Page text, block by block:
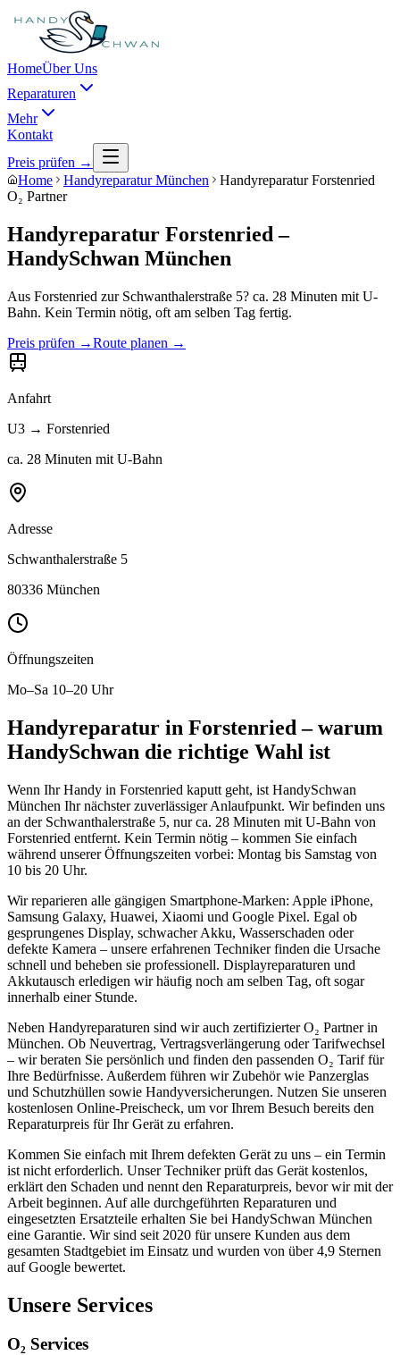
HomeÜber Uns
Reparaturen
Mehr
Kontakt
Preis prüfen →
Home
Handyreparatur München
Handyreparatur Forstenried
O₂ Partner
Handyreparatur Forstenried –
HandySchwan München
Aus Forstenried zur Schwanthalerstraße 5? ca. 28 Minuten mit U-
Bahn. Kein Termin nötig, oft am selben Tag fertig.
Preis prüfen →Route planen →
Anfahrt
U3 → Forstenried
ca. 28 Minuten mit U-Bahn
Adresse
Schwanthalerstraße 5
80336 München
Öffnungszeiten
Mo–Sa 10–20 Uhr
Handyreparatur in Forstenried – warum
HandySchwan die richtige Wahl ist
Wenn Ihr Handy in Forstenried kaputt geht, ist HandySchwan
München Ihr nächster zuverlässiger Anlaufpunkt. Wir befinden uns
an der Schwanthalerstraße 5, nurca. 28 Minuten mit U-Bahn von
Forstenried entfernt. Kein Termin nötig – kommen Sie einfach
während unserer Öffnungszeiten vorbei: Montag bis Samstag von
10 bis 20 Uhr.
Wir reparieren alle gängigen Smartphone-Marken: Apple iPhone,
Samsung Galaxy, Huawei, Xiaomi und Google Pixel. Egal ob
gesprungenes Display, schwacher Akku, Wasserschaden oder
defekte Kamera – unsere erfahrenen Techniker finden die Ursache
schnell und beheben sie professionell. Displayreparaturen und
Akkutausch erledigen wir häufig noch am selben Tag, oft sogar
innerhalb einer Stunde.
Neben Handyreparaturen sind wir auch zertifizierter O₂ Partner in
München. Ob Neuvertrag, Vertragsverlängerung oder Tarifwechsel
– wir beraten Sie persönlich und finden den passenden O₂ Tarif für
Ihre Bedürfnisse. Außerdem führen wir Zubehör wie Panzerglas
und Schutzhüllen sowie Handyversicherungen. Nutzen Sie unseren
kostenlosen Online-Preischeck, um vor Ihrem Besuch bereits den
Reparaturpreis für Ihr Gerät zu erfahren.
Kommen Sie einfach mit Ihrem defekten Gerät zu uns – ein Termin
ist nicht erforderlich. Unser Techniker prüft das Gerät kostenlos,
erklärt den Schaden und nennt den Reparaturpreis, bevor wir mit der
Arbeit beginnen. Auf alle durchgeführten Reparaturen und
eingesetzten Ersatzteile erhalten Sie bei HandySchwan München
eine Garantie. Wir sind seit 2020 für unsere Kunden aus dem
gesamten Stadtgebiet im Einsatz und wurden von über 4,9 Sternen
auf Google bewertet.
Unsere Services
O₂ Services